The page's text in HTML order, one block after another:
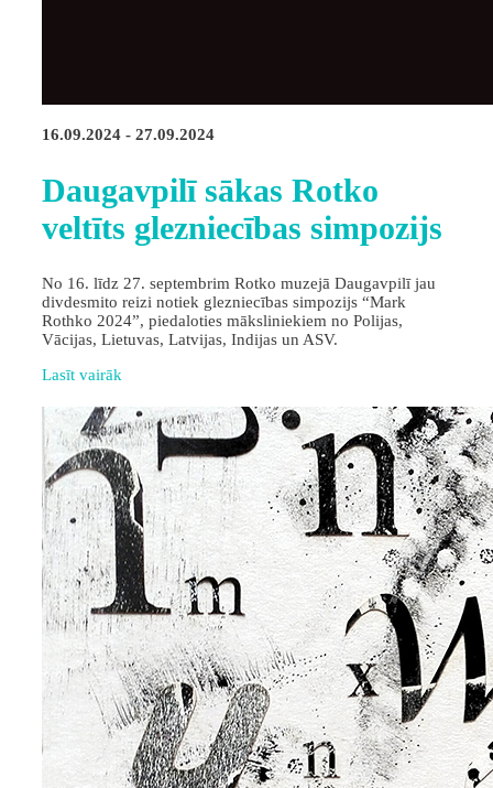
16.09.2024 - 27.09.2024
Daugavpilī sākas Rotko
veltīts glezniecības simpozijs
No 16. līdz 27. septembrim Rotko muzejā Daugavpilī jau
divdesmito reizi notiek glezniecības simpozijs “Mark
Rothko 2024”, piedaloties māksliniekiem no Polijas,
Vācijas, Lietuvas, Latvijas, Indijas un ASV.
Lasīt vairāk